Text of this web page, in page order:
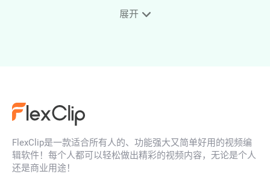
展开
FlexClip是一款适合所有人的、功能强大又简单好用的视频编
辑软件！每个人都可以轻松做出精彩的视频内容，无论是个人
还是商业用途！